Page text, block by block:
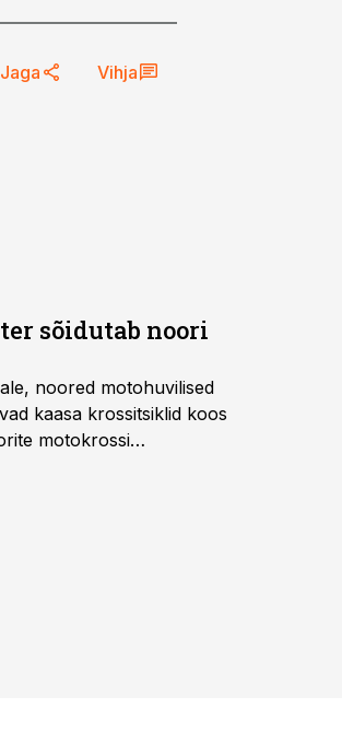
Jaga Vihja
sõidutab noori
noored motohuvilised
kaasa krossitsiklid koos
motokrossi